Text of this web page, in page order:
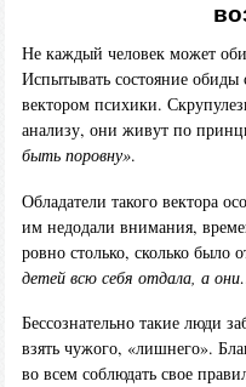
Не каждый человек может
Испытывать состояние
вектором психики.
анализу, они живут по
быть поровну».
Обладатели такого вектора
им недодали внимания,
ровно столько, сколько было
детей всю себя отдала, а
Бессознательно такие люди
взять чужого, «лишнего».
во всем соблюдать свое